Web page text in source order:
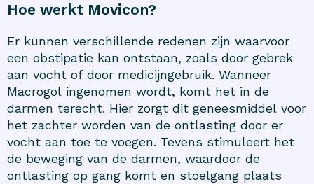
Hoe werkt Movicon?
Er kunnen verschillende redenen zijn waarvoor
een obstipatie kan ontstaan, zoals door gebrek
aan vocht of door medicijngebruik. Wanneer
Macrogol ingenomen wordt, komt het in de
darmen terecht. Hier zorgt dit geneesmiddel voor
het zachter worden van de ontlasting door er
vocht aan toe te voegen. Tevens stimuleert het
de beweging van de darmen, waardoor de
ontlasting op gang komt en stoelgang plaats